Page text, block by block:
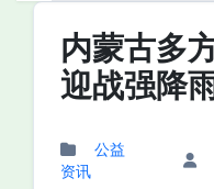
内蒙古多
迎战强降
公益
资讯